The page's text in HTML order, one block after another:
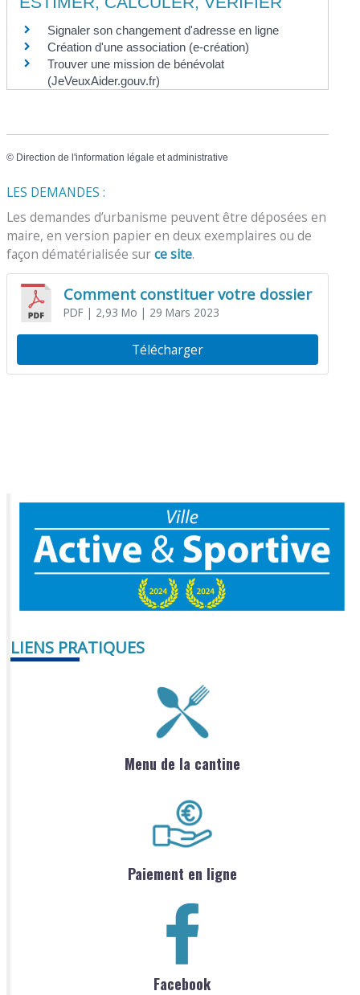
Signaler son changement d'adresse en ligne
Création d'une association (e-création)
Trouver une mission de bénévolat
(JeVeuxAider.gouv.fr)
© Direction de l'information légale et administrative
LES DEMANDES :
Les demandes d’urbanisme peuvent être déposées en
maire, en version papier en deux exemplaires ou de
façon dématérialisée surce site.
Comment constituer votre dossier
PDF| 2,93 Mo | 29 Mars 2023
Télécharger
LIENS PRATIQUES
Menu de la cantine
Paiement en ligne
Facebook